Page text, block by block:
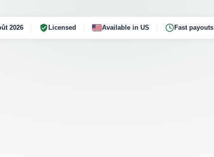
2026 Licensed Available in US Fast payouts